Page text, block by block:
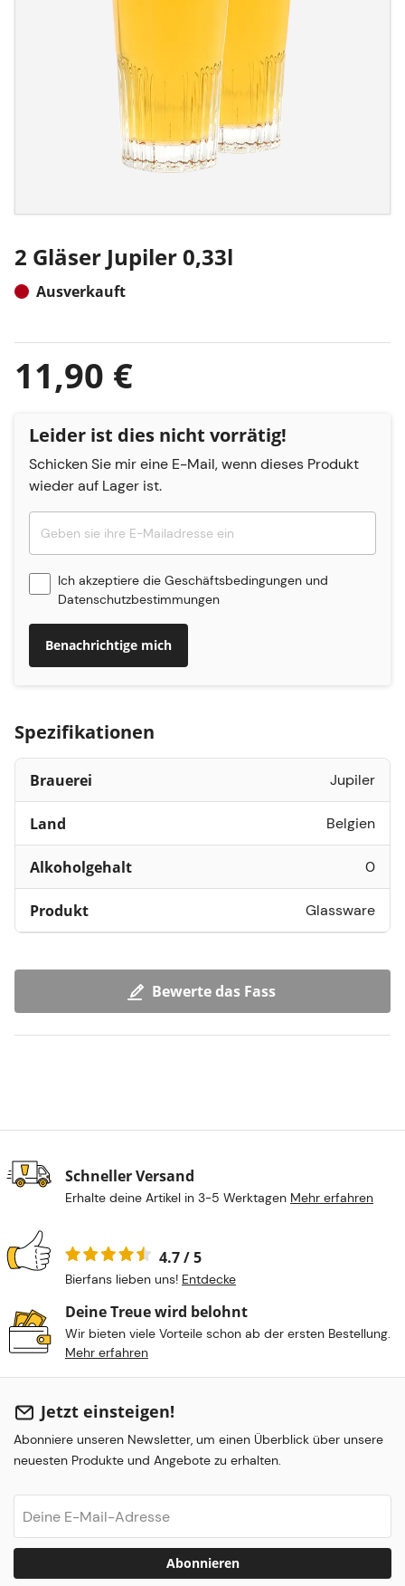
2 Gläser Jupiler 0,33l
Ausverkauft
11,90 €
Leider ist dies nicht vorrätig!
Schicken Sie mir eine E-Mail, wenn dieses Produkt
wieder auf Lager ist.
Ich akzeptiere die Geschäftsbedingungen und
Datenschutzbestimmungen
Benachrichtige mich
Spezifikationen
Brauerei Jupiler
Land Belgien
Alkoholgehalt 0
Produkt Glassware
Bewerte das Fass
Schneller Versand
Erhalte deine Artikel in 3-5 Werktagen Mehr erfahren
4.7 / 5
Bierfans lieben uns! Entdecke
Deine Treue wird belohnt
Wir bieten viele Vorteile schon ab der ersten Bestellung.
Mehr erfahren
Jetzt einsteigen!
Abonniere unseren Newsletter, um einen Überblick über unsere
neuesten Produkte und Angebote zu erhalten.
Abonnieren